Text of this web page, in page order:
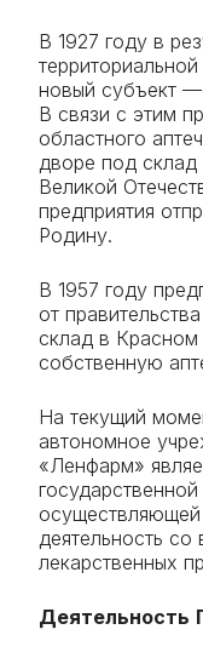
В 1927 году в
новый субъект —
В связи с этим
областного
дворе под склад
Великой
предприятия
Родину.
В 1957 году
от
склад в Красном
собственную
На текущий
автономное
«Ленфарм»
деятельность
лекарственных
Деятельность